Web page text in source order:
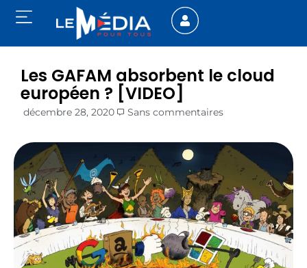
Les GAFAM absorbent le cloud
européen ? [VIDEO]
décembre 28, 2020 Sans commentaires